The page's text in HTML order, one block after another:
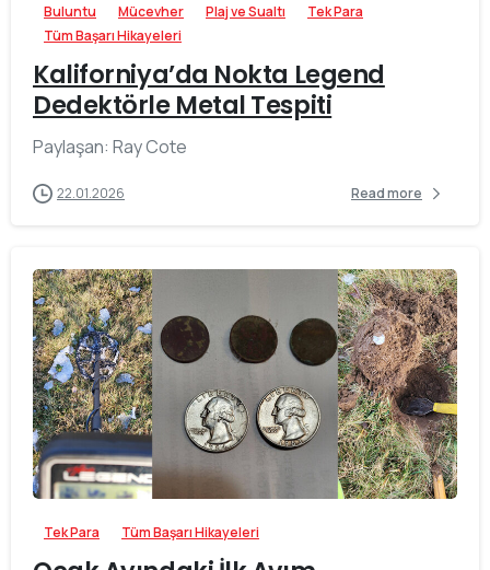
Buluntu Mücevher Plaj ve Sualtı
Tek Para
Tüm Başarı Hikayeleri
Kaliforniya’da Nokta Legend
Dedektörle Metal Tespiti
Paylaşan: Ray Cote
22.01.2026 Read more
-
Tek Para Tüm Başarı Hikayeleri